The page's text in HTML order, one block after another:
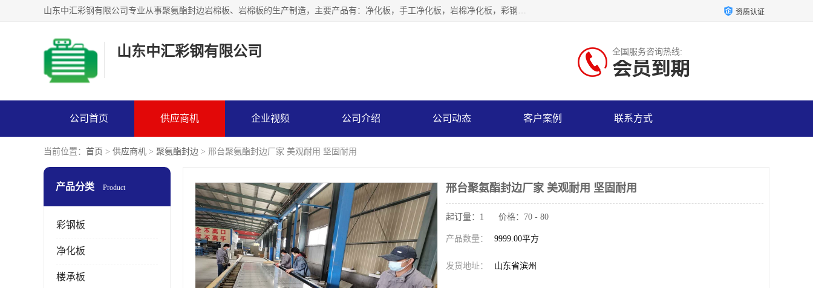
山东中汇彩钢有限公司专业从事聚氨酯封边岩棉板、岩棉板的生产制造，主要产品有：净化板，手工净化板，岩棉净化板，彩钢板，聚氨酯封边岩棉复合板，聚氨酯封边岩棉夹芯板。 资质认证
山东中汇彩钢有限公司 全国服务咨询热线:
会员到期
公司首页 供应商机 企业视频 公司介绍 公司动态 客户案例 联系方式
当前位置： 首页 > 供应商机 > 聚氨酯封边 > 邢台聚氨酯封边厂家 美观耐用 坚固耐用
产品分类 Product
彩钢板
净化板
楼承板
邢台聚氨酯封边厂家 美观耐用 坚固耐用
起订量：1 价格：70 - 80
产品数量： 9999.00平方
发货地址： 山东省滨州